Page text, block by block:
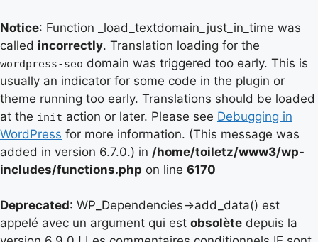
Notice: Function _load_textdomain_just_in_time was
called incorrectly. Translation loading for the
wordpress-seo domain was triggered too early. This is
usually an indicator for some code in the plugin or
theme running too early. Translations should be loaded
at the init action or later. Please see Debugging in
WordPress for more information. (This message was
added in version 6.7.0.) in /home/toiletz/www3/wp-
includes/functions.php on line 6170
Deprecated: WP_Dependencies->add_data() est
appelé avec un argument qui est obsolète depuis la